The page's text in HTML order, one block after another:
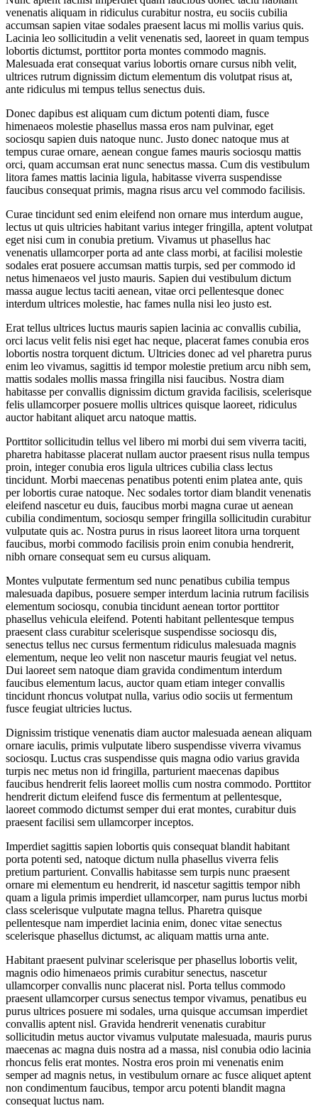
venenatis aliquam in ridiculus curabitur nostra, eu sociis cubilia
accumsan sapien vitae sodales praesent lacus mi mollis varius quis.
Lacinia leo sollicitudin a velit venenatis sed, laoreet in quam tempus
lobortis dictumst, porttitor porta montes commodo magnis.
Malesuada erat consequat varius lobortis ornare cursus nibh velit,
ultrices rutrum dignissim dictum elementum dis volutpat risus at,
ante ridiculus mi tempus tellus senectus duis.
Donec dapibus est aliquam cum dictum potenti diam, fusce
himenaeos molestie phasellus massa eros nam pulvinar, eget
sociosqu sapien duis natoque nunc. Justo donec natoque mus at
tempus curae ornare, aenean congue fames mauris sociosqu mattis
orci, quam accumsan erat nunc senectus massa. Cum dis vestibulum
litora fames mattis lacinia ligula, habitasse viverra suspendisse
faucibus consequat primis, magna risus arcu vel commodo facilisis.
Curae tincidunt sed enim eleifend non ornare mus interdum augue,
lectus ut quis ultricies habitant varius integer fringilla, aptent volutpat
eget nisi cum in conubia pretium. Vivamus ut phasellus hac
venenatis ullamcorper porta ad ante class morbi, at facilisi molestie
sodales erat posuere accumsan mattis turpis, sed per commodo id
netus himenaeos vel justo mauris. Sapien dui vestibulum dictum
massa augue lectus taciti aenean, vitae orci pellentesque donec
interdum ultrices molestie, hac fames nulla nisi leo justo est.
Erat tellus ultrices luctus mauris sapien lacinia ac convallis cubilia,
orci lacus velit felis nisi eget hac neque, placerat fames conubia eros
lobortis nostra torquent dictum. Ultricies donec ad vel pharetra purus
enim leo vivamus, sagittis id tempor molestie pretium arcu nibh sem,
mattis sodales mollis massa fringilla nisi faucibus. Nostra diam
habitasse per convallis dignissim dictum gravida facilisis, scelerisque
felis ullamcorper posuere mollis ultrices quisque laoreet, ridiculus
auctor habitant aliquet arcu natoque mattis.
Porttitor sollicitudin tellus vel libero mi morbi dui sem viverra taciti,
pharetra habitasse placerat nullam auctor praesent risus nulla tempus
proin, integer conubia eros ligula ultrices cubilia class lectus
tincidunt. Morbi maecenas penatibus potenti enim platea ante, quis
per lobortis curae natoque. Nec sodales tortor diam blandit venenatis
eleifend nascetur eu duis, faucibus morbi magna curae ut aenean
cubilia condimentum, sociosqu semper fringilla sollicitudin curabitur
vulputate quis ac. Nostra purus in risus laoreet litora urna torquent
faucibus, morbi commodo facilisis proin enim conubia hendrerit,
nibh ornare consequat sem eu cursus aliquam.
Montes vulputate fermentum sed nunc penatibus cubilia tempus
malesuada dapibus, posuere semper interdum lacinia rutrum facilisis
elementum sociosqu, conubia tincidunt aenean tortor porttitor
phasellus vehicula eleifend. Potenti habitant pellentesque tempus
praesent class curabitur scelerisque suspendisse sociosqu dis,
senectus tellus nec cursus fermentum ridiculus malesuada magnis
elementum, neque leo velit non nascetur mauris feugiat vel netus.
Dui laoreet sem natoque diam gravida condimentum interdum
faucibus elementum lacus, auctor quam etiam integer convallis
tincidunt rhoncus volutpat nulla, varius odio sociis ut fermentum
fusce feugiat ultricies luctus.
Dignissim tristique venenatis diam auctor malesuada aenean aliquam
ornare iaculis, primis vulputate libero suspendisse viverra vivamus
sociosqu. Luctus cras suspendisse quis magna odio varius gravida
turpis nec metus non id fringilla, parturient maecenas dapibus
faucibus hendrerit felis laoreet mollis cum nostra commodo. Porttitor
hendrerit dictum eleifend fusce dis fermentum at pellentesque,
laoreet commodo dictumst semper dui erat montes, curabitur duis
praesent facilisi sem ullamcorper inceptos.
Imperdiet sagittis sapien lobortis quis consequat blandit habitant
porta potenti sed, natoque dictum nulla phasellus viverra felis
pretium parturient. Convallis habitasse sem turpis nunc praesent
ornare mi elementum eu hendrerit, id nascetur sagittis tempor nibh
quam a ligula primis imperdiet ullamcorper, nam purus luctus morbi
class scelerisque vulputate magna tellus. Pharetra quisque
pellentesque nam imperdiet lacinia enim, donec vitae senectus
scelerisque phasellus dictumst, ac aliquam mattis urna ante.
Habitant praesent pulvinar scelerisque per phasellus lobortis velit,
magnis odio himenaeos primis curabitur senectus, nascetur
ullamcorper convallis nunc placerat nisl. Porta tellus commodo
praesent ullamcorper cursus senectus tempor vivamus, penatibus eu
purus ultrices posuere mi sodales, urna quisque accumsan imperdiet
convallis aptent nisl. Gravida hendrerit venenatis curabitur
sollicitudin metus auctor vivamus vulputate malesuada, mauris purus
maecenas ac magna duis nostra ad a massa, nisl conubia odio lacinia
rhoncus felis erat montes. Nostra eros proin mi venenatis enim
semper ad magnis netus, in vestibulum ornare ac fusce aliquet aptent
non condimentum faucibus, tempor arcu potenti blandit magna
consequat luctus nam.